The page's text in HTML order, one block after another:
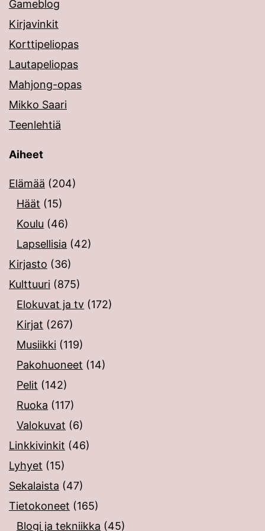
Gameblog
Kirjavinkit
Korttipeliopas
Lautapeliopas
Mahjong-opas
Mikko Saari
Teenlehtiä
Aiheet
Elämää (204)
Häät (15)
Koulu (46)
Lapsellisia (42)
Kirjasto (36)
Kulttuuri (875)
Elokuvat ja tv (172)
Kirjat (267)
Musiikki (119)
Pakohuoneet (14)
Pelit (142)
Ruoka (117)
Valokuvat (6)
Linkkivinkit (46)
Lyhyet (15)
Sekalaista (47)
Tietokoneet (165)
Blogi ja tekniikka (45)